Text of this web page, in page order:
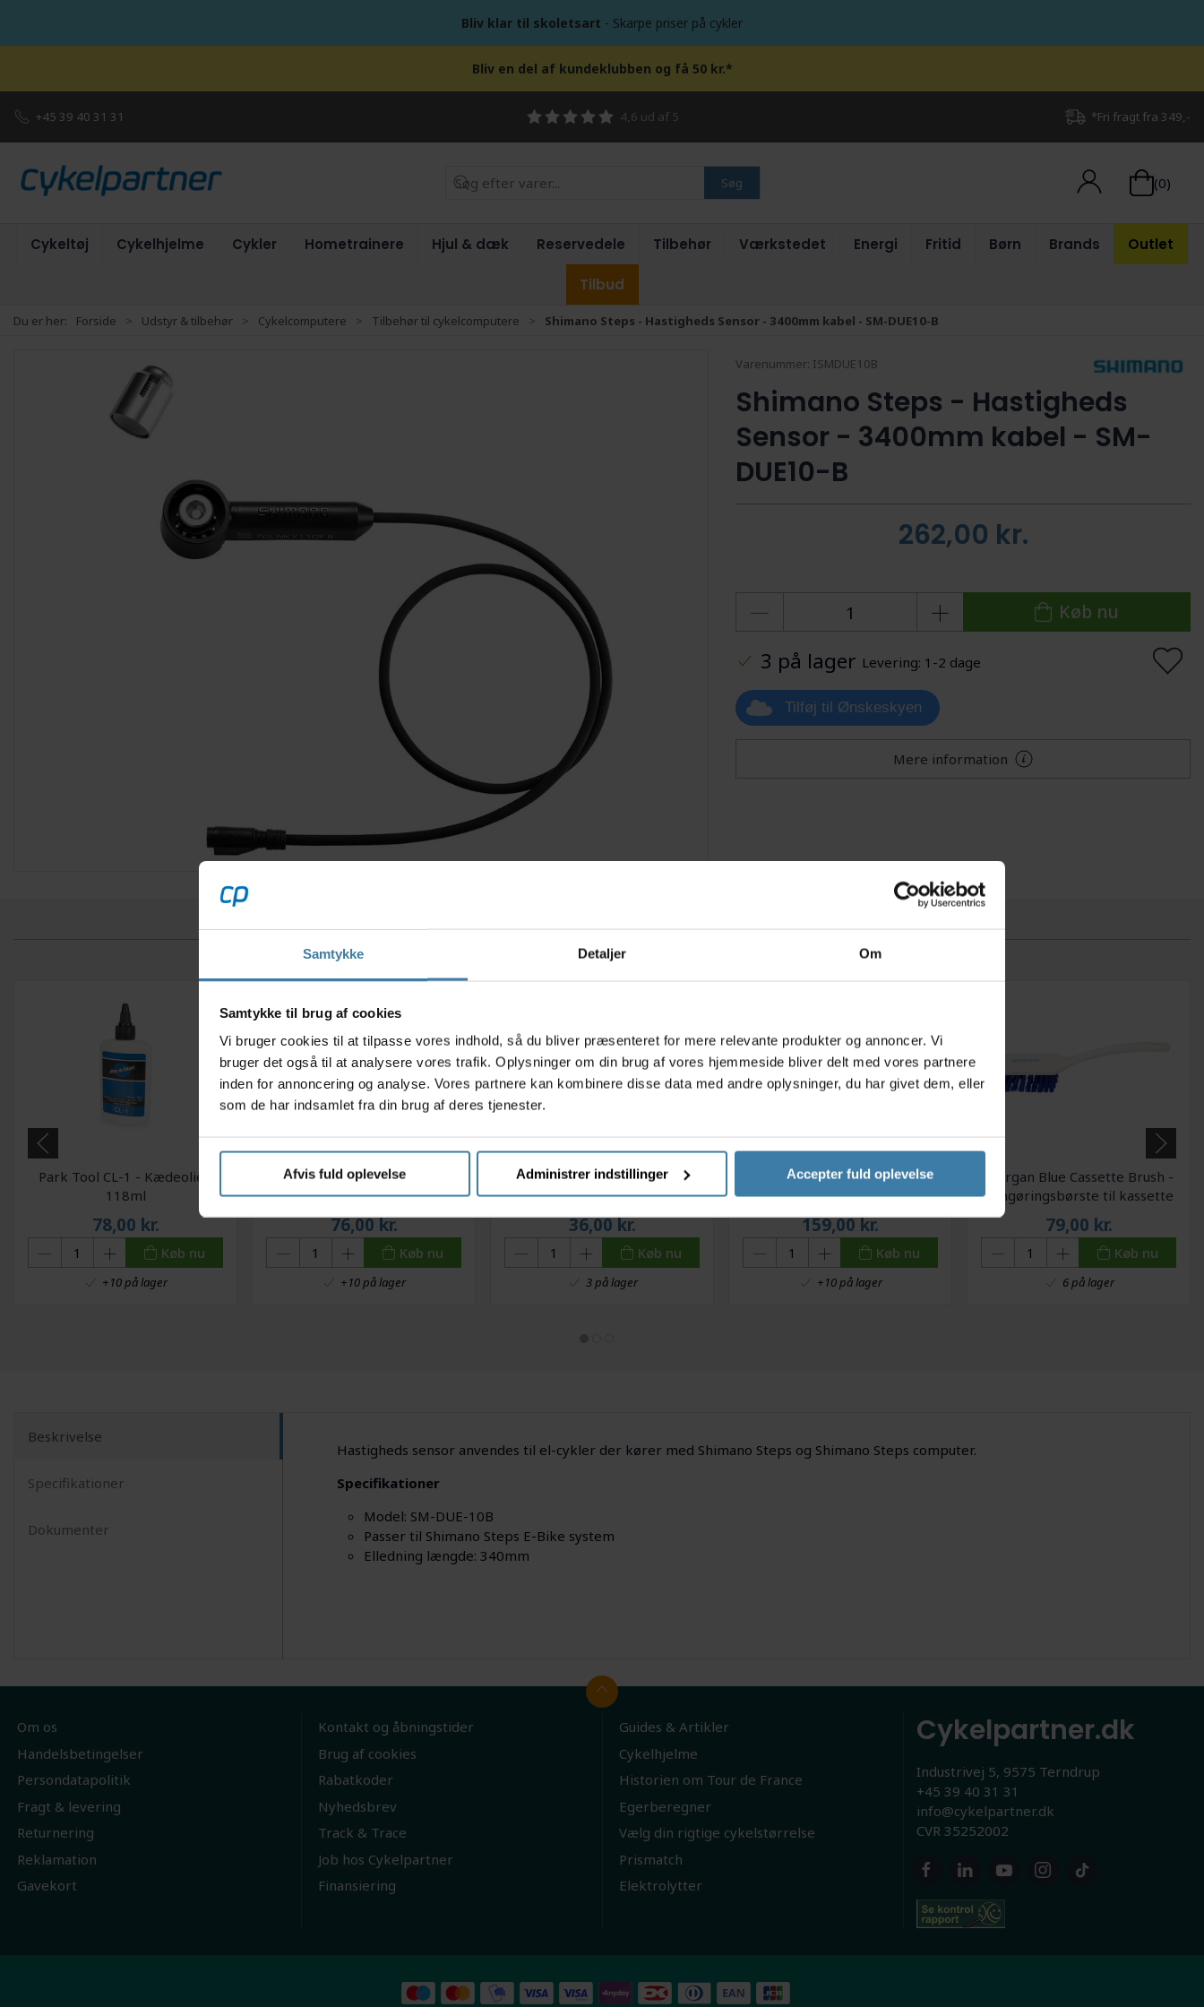
Samtykke Detaljer Om
Samtykke til brug af cookies
Vi bruger cookies til at tilpasse vores indhold, så du bliver præsenteret for mere relevante produkter og annoncer. Vi
bruger det også til at analysere vores trafik. Oplysninger om din brug af vores hjemmeside bliver delt med vores partnere
inden for annoncering og analyse. Vores partnere kan kombinere disse data med andre oplysninger, du har givet dem, eller
som de har indsamlet fra din brug af deres tjenester.
Afvis fuld oplevelse Administrer indstillinger Accepter fuld oplevelse
Bliv klar til skoletsart - Skarpe priser på cykler
Bliv en del af kundeklubben og få 50 kr.*
+45 39 40 31 31 4,6 ud af 5 *Fri fragt fra 349,-
Søg (0)
Cykeltøj Cykelhjelme Cykler Hometrainere Hjul & dæk Reservedele Tilbehør Værkstedet Energi Fritid Børn Brands Outlet
Tilbud
Du er her: Forside Udstyr & tilbehør Cykelcomputere Tilbehør til cykelcomputere Shimano Steps - Hastigheds Sensor - 3400mm kabel - SM-DUE10-B
Varenummer: ISMDUE10B
Shimano Steps - Hastigheds
Sensor - 3400mm kabel - SM-
DUE10-B
262,00 kr.
Køb nu
3 på lager Levering: 1-2 dage
Tilføj til Ønskeskyen
Mere information
Relaterede varer
Park Tool CL-1 - Kædeolie -
118ml
78,00 kr.
Køb nu
+10 på lager
Muc-Off Nano Tech Bike
Cleaner - Cykelvaskemiddel 1
liter
76,00kr.
Køb nu
+10 på lager
Muc-Off Antibacterial
Sanitising Hand Gel -
Håndsprit - 120 ml
36,00kr.
Køb nu
3 på lager
Rensebørstesæt Finish Line
Easy Pro til cykelrengøring
159,00kr.
Køb nu
+10 på lager
Morgan Blue Cassette Brush -
Rengøringsbørste til kassette
og tandhjul
79,00 kr.
Køb nu
6 på lager
Beskrivelse
Specifikationer
Dokumenter
Hastigheds sensor anvendes til el-cykler der kører med Shimano Steps og Shimano Steps computer.
Specifikationer
Model: SM-DUE-10B
Passer til Shimano Steps E-Bike system
Elledning længde: 340mm
Om os
Handelsbetingelser
Persondatapolitik
Fragt & levering
Returnering
Reklamation
Gavekort
Kontakt og åbningstider
Brug af cookies
Rabatkoder
Nyhedsbrev
Track & Trace
Job hos Cykelpartner
Finansiering
Guides & Artikler
Cykelhjelme
Historien om Tour de France
Egerberegner
Vælg din rigtige cykelstørrelse
Prismatch
Elektrolytter
Cykelpartner.dk
Industrivej 5, 9575 Terndrup
+45 39 40 31 31
info@cykelpartner.dk
CVR 35252002